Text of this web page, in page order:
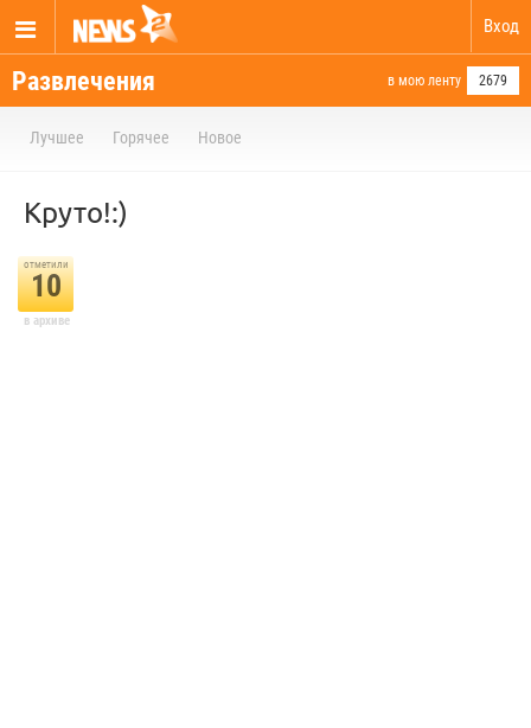
Вход
Развлечения в мою ленту 2679
Лучшее Горячее Новое
Круто!:)
отметили
10
в архиве